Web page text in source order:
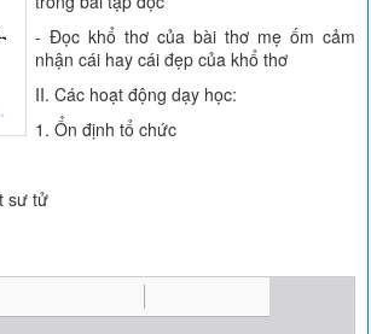
- Đọc khổ thơ của bài thơ mẹ ốm cảm
nhận cái hay cái đẹp của khổ thơ
II. Các hoạt động dạy học:
1. Ổn định tổ chức
sư tử